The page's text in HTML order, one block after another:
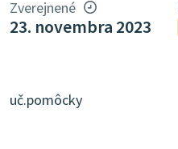
Zverejnené
23. novembra 2023
uč.pomôcky